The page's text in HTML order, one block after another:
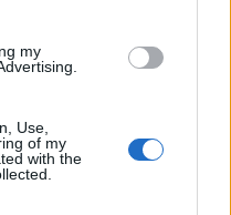
my
Use,
of my
with the
qualcosa di assai
più importante:
di decidere e,